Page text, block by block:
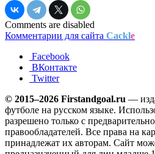
Comments are disabled
Комментарии для сайта Cackle
Facebook
ВКонтакте
Twitter
© 2015–2026 Firstandgoal.ru —
футболе на русском языке.
разрешено только с
правообладателей. Все права на
принадлежат их авторам. Сайт